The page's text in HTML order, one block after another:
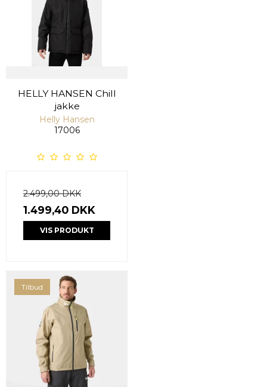
HELLY HANSEN Chill
jakke
Helly Hansen
17006
2.499,00 DKK
1.499,40 DKK
VIS PRODUKT
Tilbud